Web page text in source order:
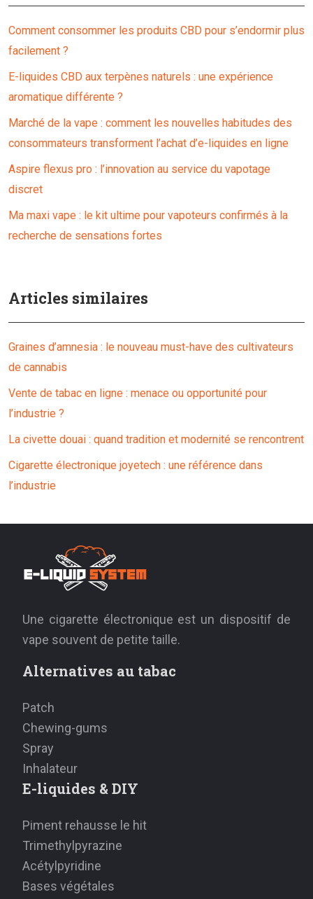
Comment consommer les produits CBD pour s’endormir plus
facilement ?
E-liquides CBD aux terpènes naturels : une expérience
aromatique différente ?
Marché de la vape : comment les nouvelles habitudes des
consommateurs transforment l’achat d’e-liquides en ligne
Aspire flexus pro : l’innovation au service du vapotage
discret
Ma maxi vape : le kit ultime pour vapoteurs confirmés à la
recherche de sensations fortes
Articles similaires
Graines d’amnesia : le nouveau must-have des cultivateurs
de cannabis
Vente de tabac en ligne : menace ou opportunité pour
l’industrie ?
La civette douai : quand tradition et modernité se rencontrent
Cigarette électronique joyetech : une référence dans
l’industrie
Une cigarette électronique est un dispositif de
vape souvent de petite taille.
Alternatives au tabac
Patch
Chewing-gums
Spray
Inhalateur
E-liquides & DIY
Piment rehausse le hit
Trimethylpyrazine
Acétylpyridine
Bases végétales